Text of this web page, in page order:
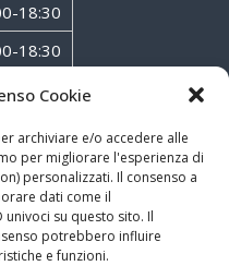
Cookie
archiviare e/o accedere alle
per migliorare l'esperienza di
personalizzati. Il consenso a
dati come il
su questo sito. Il
potrebbero influire
e funzioni.
18:30
18:30
18:30
18:30
18:30